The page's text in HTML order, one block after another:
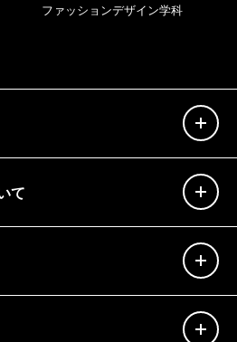
ファッションデザイン学科
て